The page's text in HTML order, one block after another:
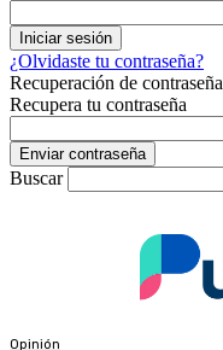
¿Olvidaste tu contraseña?
Recuperación de contraseña
Recupera tu contraseña
Buscar
Opinión